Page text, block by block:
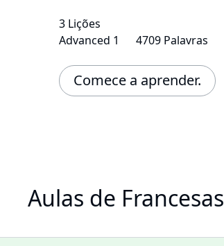
3 Lições
Advanced 1
4709 Palavras
Comece a aprender.
Aulas de Francesas